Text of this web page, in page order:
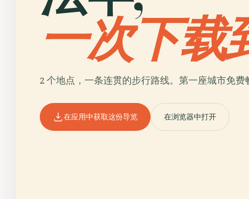
一次下载
2 个地点，一条连贯的步行路线。第一座城市免费
在应用中获取这份导览 在浏览器中打开